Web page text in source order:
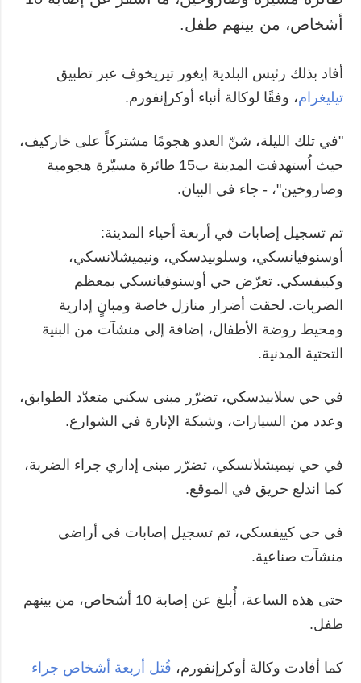
أشخاص، من بينهم طفل.
أفاد بذلك رئيس البلدية إيغور تيريخوف عبر تطبيق
تيليغرام، وفقًا لوكالة أنباء أوكرإنفورم.
"في تلك الليلة، شنّ العدو هجومًا مشتركاً على خاركيف،
حيث اُستهدفت المدينة ب15 طائرة مسيّرة هجومية
وصاروخين"، - جاء في البيان.
تم تسجيل إصابات في أربعة أحياء المدينة:
أوسنوفيانسكي، وسلوبيدسكي، ونيميشلانسكي،
وكييفسكي. تعرّض حي أوسنوفيانسكي بمعظم
الضربات. لحقت أضرار منازل خاصة ومبانٍ إدارية
ومحيط روضة الأطفال، إضافة إلى منشآت من البنية
التحتية المدنية.
في حي سلابيدسكي، تضرّر مبنى سكني متعدّد الطوابق،
وعدد من السيارات، وشبكة الإنارة في الشوارع.
في حي نيميشلانسكي، تضرّر مبنى إداري جراء الضربة،
كما اندلع حريق في الموقع.
في حي كييفسكي، تم تسجيل إصابات في أراضي
منشآت صناعية.
حتى هذه الساعة، أُبلغ عن إصابة 10 أشخاص، من بينهم
طفل.
كما أفادت وكالة أوكرإنفورم، قُتل أربعة أشخاص جراء